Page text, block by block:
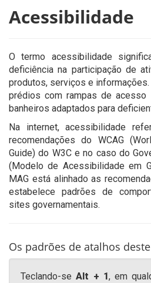
Acessibilidade
O termo acessibilidade
deficiência na participação de
produtos, serviços e
prédios com rampas de acesso
banheiros adaptados para
Na internet, acessibilidade
recomendações do WCAG
Guide) do W3C e no caso do
(Modelo de Acessibilidade em
MAG está alinhado as
estabelece padrões de
sites governamentais.
Os padrões de atalhos
Teclando-seAlt + 1, em